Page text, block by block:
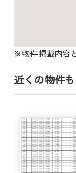
※物件掲載内容
近くの物件